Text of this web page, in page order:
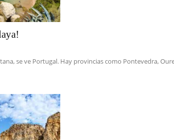
se ve Portugal. Hay provincias como Pontevedra,